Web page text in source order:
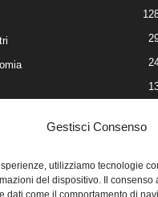
Gestisci Consenso
utilizziamo tecnologie
del dispositivo. Il consenso
dati come il comportamento di
On-Line